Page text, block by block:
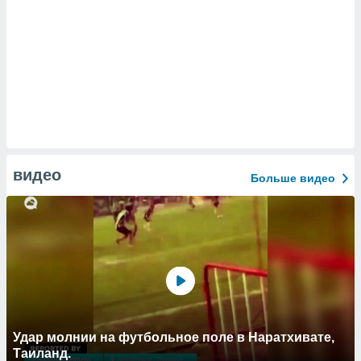
видео Больше видео
Удар молнии на футбольное поле в Наратхивате,
Таиланд.